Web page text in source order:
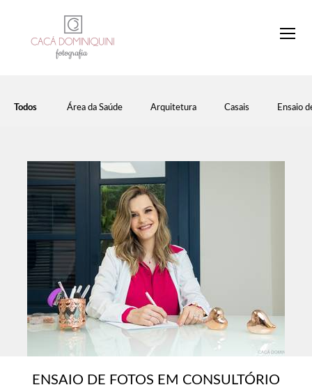
Todos Área da Saúde Arquitetura Casais Ensaio
ENSAIO DE FOTOS EM CONSULTÓRIO